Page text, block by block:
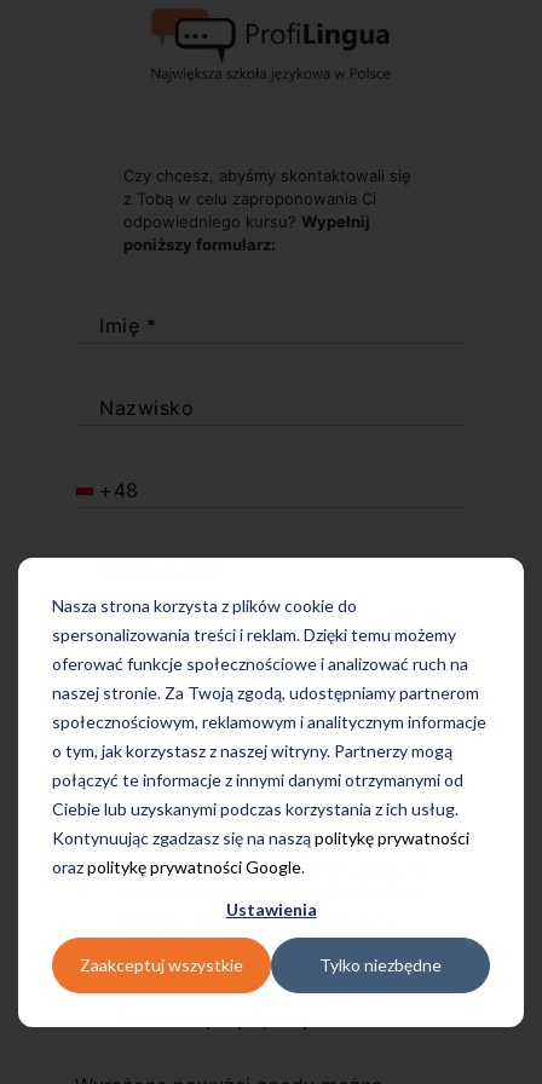
Nasza strona korzysta z plików cookie do
spersonalizowania treści i reklam. Dzięki temu możemy
oferować funkcje społecznościowe i analizować ruch na
naszej stronie. Za Twoją zgodą, udostępniamy partnerom
społecznościowym, reklamowym i analitycznym informacje
o tym, jak korzystasz z naszej witryny. Partnerzy mogą
połączyć te informacje z innymi danymi otrzymanymi od
Ciebie lub uzyskanymi podczas korzystania z ich usług.
Kontynuując zgadzasz się na nasząpolitykę prywatności
orazpolitykę prywatności Google.
Ustawienia
Zaakceptuj wszystkie Tylko niezbędne
Czy chcesz, abyśmy skontaktowali się
z Tobą w celu zaproponowania Ci
odpowiedniego kursu? Wypełnij
poniższy formularz:
Imię *
Nazwisko
+48
Przechodząc dalej, wyrażam zgodę na
adresu e-mail w celu przedstawienia
oferty Tutore i Profilingua.
Administratorem przekazanych danych
osobowych jest Tutore Poland Sp. z o.o.